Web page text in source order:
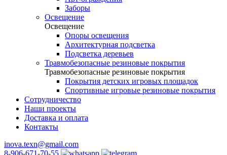
Заборы
Освещение
Освещение
Опоры освещения
Архитектурная подсветка
Подсветка деревьев
Травмобезопасные резиновые покрытия
Травмобезопасные резиновые покрытия
Покрытия детских игровых площадок
Спортивные игровые резиновые покрытия
Сотрудничество
Наши проекты
Доставка и оплата
Контакты
inova.texn@gmail.com
8-906-671-70-55